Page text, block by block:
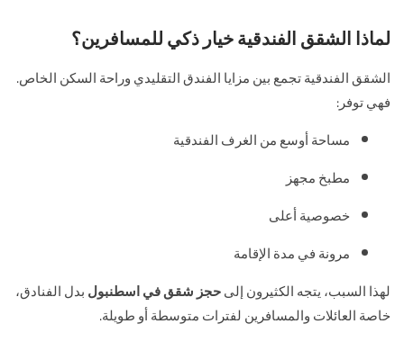
لماذا الشقق الفندقية خيار ذكي للمسافرين؟
الشقق الفندقية تجمع بين مزايا الفندق التقليدي وراحة السكن الخاص.
فهي توفر:
مساحة أوسع من الغرف الفندقية
مطبخ مجهز
خصوصية أعلى
مرونة في مدة الإقامة
لهذا السبب، يتجه الكثيرون إلىحجز شقق في اسطنبولبدل الفنادق،
خاصة العائلات والمسافرين لفترات متوسطة أو طويلة.